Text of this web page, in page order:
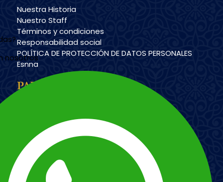
nosotros
Nuestra Historia
Nuestro Staff
Términos y condiciones
Responsabilidad social
POLÍTICA DE PROTECCIÓN DE DATOS PERSONALES
Esnna
PAYMENT METHODS
Imagen